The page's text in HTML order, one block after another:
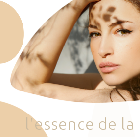
Soins
Je veux faire un bon cadeau
Plan d’accès
Prendre RDV
'essence de la